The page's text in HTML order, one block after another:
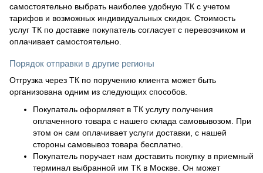
самостоятельно выбрать наиболее удобную ТК с учетом
тарифов и возможных индивидуальных скидок. Стоимость
услуг ТК по доставке покупатель согласует с перевозчиком и
оплачивает самостоятельно.
Порядок отправки в другие регионы
Отгрузка через ТК по поручению клиента может быть
организована одним из следующих способов.
Покупатель оформляет в ТК услугу получения
оплаченного товара с нашего склада самовывозом. При
этом он сам оплачивает услуги доставки, с нашей
стороны самовывоз товара бесплатно.
Покупатель поручает нам доставить покупку в приемный
терминал выбранной им ТК в Москве. Он может